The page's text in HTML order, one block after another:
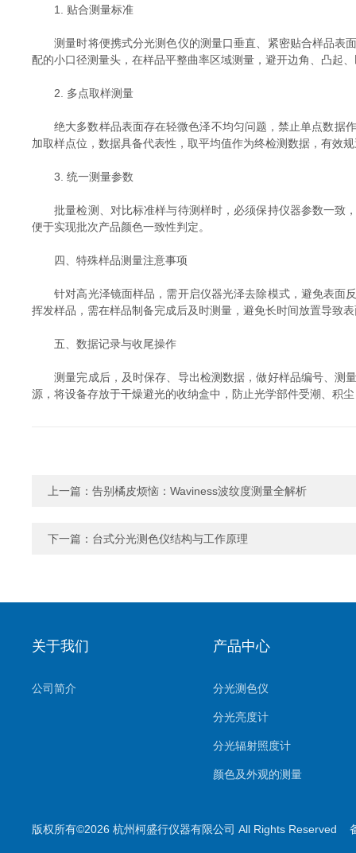
1. 贴合测量标准
测量时将便携式分光测色仪的测量口垂直、紧密贴合样品表面
配的小口径测量头，在样品平整曲率区域测量，避开边角、凸起
2. 多点取样测量
绝大多数样品表面存在轻微色泽不均匀问题，禁止单点数据作
加取样点位，数据具备代表性，取平均值作为终检测数据，有效
3. 统一测量参数
批量检测、对比标准样与待测样时，必须保持仪器参数一致，
便于实现批次产品颜色一致性判定。
四、特殊样品测量注意事项
针对高光泽镜面样品，需开启仪器光泽去除模式，避免表面反
挥发样品，需在样品制备完成后及时测量，避免长时间放置导致
五、数据记录与收尾操作
测量完成后，及时保存、导出检测数据，做好样品编号、测量
源，将设备存放于干燥避光的收纳盒中，防止光学部件受潮、积
上一篇： 告别橘皮烦恼：Waviness波纹度测量全解析
下一篇： 台式分光测色仪结构与工作原理
关于我们
公司简介
产品中心
分光测色仪
分光亮度计
分光辐射照度计
颜色及外观的测量
印刷用测量
版权所有©2026 杭州柯盛行仪器有限公司 All Rights Reserved